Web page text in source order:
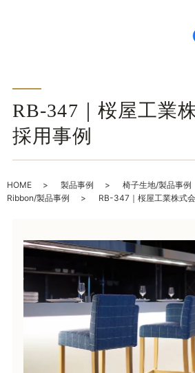
RB-347｜桜屋工業
採用事例
HOME 製品事例
椅子生地/製品事例
Ribbon/製品事例
RB-347｜桜屋工業株式